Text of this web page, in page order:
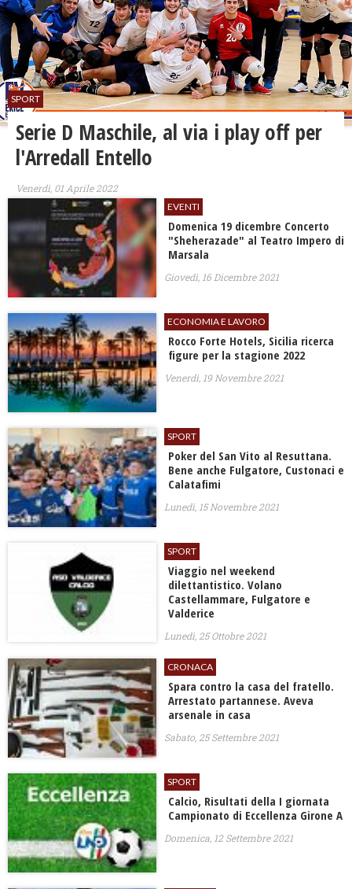
SPORT
Serie D Maschile, al via i play off per
l'Arredall Entello
Venerdì, 01 Aprile 2022
EVENTI
Domenica 19 dicembre Concerto
"Sheherazade" al Teatro Impero di
Marsala
Giovedì, 16 Dicembre 2021
ECONOMIA E LAVORO
Rocco Forte Hotels, Sicilia ricerca
figure per la stagione 2022
Venerdì, 19 Novembre 2021
SPORT
Poker del San Vito al Resuttana.
Bene anche Fulgatore, Custonaci e
Calatafimi
Lunedì, 15 Novembre 2021
SPORT
Viaggio nel weekend
dilettantistico. Volano
Castellammare, Fulgatore e
Valderice
Lunedì, 25 Ottobre 2021
CRONACA
Spara contro la casa del fratello.
Arrestato partannese. Aveva
arsenale in casa
Sabato, 25 Settembre 2021
SPORT
Calcio, Risultati della I giornata
Campionato di Eccellenza Girone A
Domenica, 12 Settembre 2021